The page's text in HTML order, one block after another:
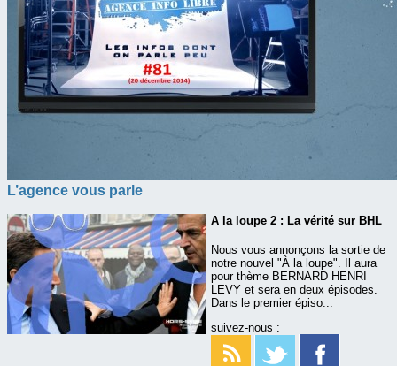
L’agence vous parle
A la loupe 2 : La vérité sur BHL
Nous vous annonçons la sortie de
notre nouvel "À la loupe". Il aura
pour thème BERNARD HENRI
LEVY et sera en deux épisodes.
Dans le premier épiso...
suivez-nous :